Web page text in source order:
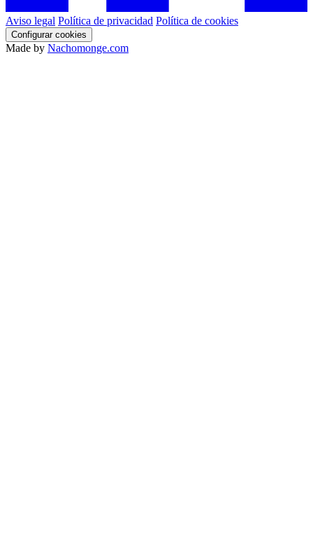
Aviso legal Política de privacidad Política de cookies
Configurar cookies
Made by Nachomonge.com